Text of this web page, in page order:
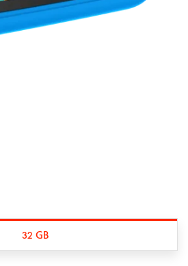
32 GB